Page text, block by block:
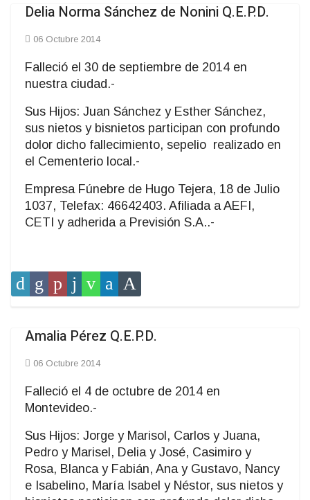
Delia Norma Sánchez de Nonini Q.E.P.D.
06 Octubre 2014
Falleció el 30 de septiembre de 2014 en
nuestra ciudad.-
Sus Hijos: Juan Sánchez y Esther Sánchez,
sus nietos y bisnietos participan con profundo
dolor dicho fallecimiento, sepelio realizado en
el Cementerio local.-
Empresa Fúnebre de Hugo Tejera, 18 de Julio
1037, Telefax: 46642403. Afiliada a AEFI,
CETI y adherida a Previsión S.A..-
Amalia Pérez Q.E.P.D.
06 Octubre 2014
Falleció el 4 de octubre de 2014 en
Montevideo.-
Sus Hijos: Jorge y Marisol, Carlos y Juana,
Pedro y Marisel, Delia y José, Casimiro y
Rosa, Blanca y Fabián, Ana y Gustavo, Nancy
e Isabelino, María Isabel y Néstor, sus nietos y